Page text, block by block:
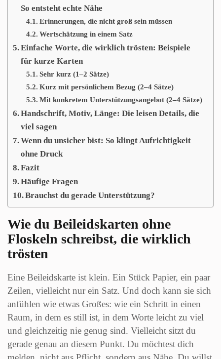
So entsteht echte Nähe
Erinnerungen, die nicht groß sein müssen
Wertschätzung in einem Satz
Einfache Worte, die wirklich trösten: Beispiele
für kurze Karten
Sehr kurz (1–2 Sätze)
Kurz mit persönlichem Bezug (2–4 Sätze)
Mit konkretem Unterstützungsangebot (2–4 Sätze)
Handschrift, Motiv, Länge: Die leisen Details, die
viel sagen
Wenn du unsicher bist: So klingt Aufrichtigkeit
ohne Druck
Fazit
Häufige Fragen
Brauchst du gerade Unterstützung?
Wie du Beileidskarten ohne
Floskeln schreibst, die wirklich
trösten
Eine Beileidskarte ist klein. Ein Stück Papier, ein paar
Zeilen, vielleicht nur ein Satz. Und doch kann sie sich
anfühlen wie etwas Großes: wie ein Schritt in einen
Raum, in dem es still ist, in dem Worte leicht zu viel
und gleichzeitig nie genug sind. Vielleicht sitzt du
gerade genau an diesem Punkt. Du möchtest dich